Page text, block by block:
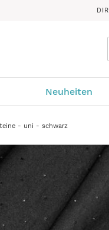
Neuheiten
- uni - schwarz